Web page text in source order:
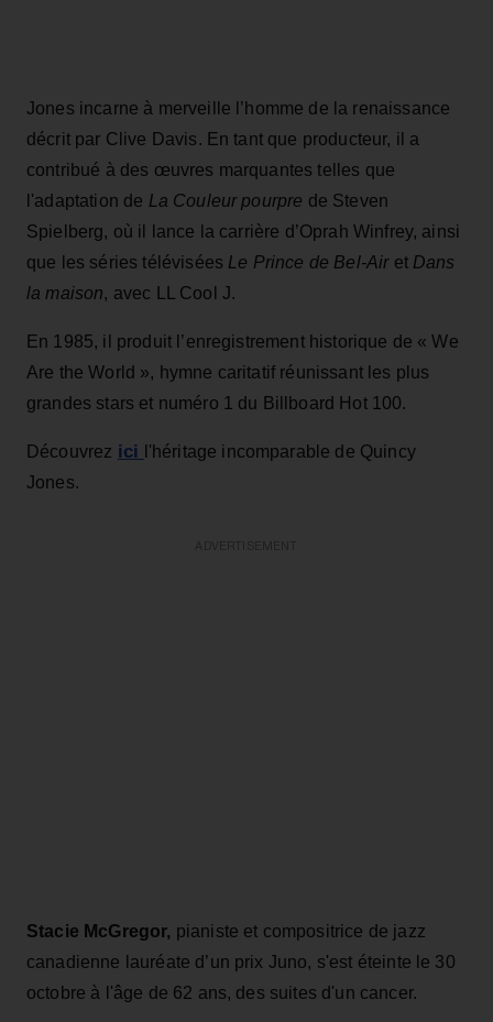
Jones incarne à merveille l’homme de la renaissance
décrit par Clive Davis. En tant que producteur, il a
contribué à des œuvres marquantes telles que
l'adaptation de La Couleur pourpre de Steven
Spielberg, où il lance la carrière d’Oprah Winfrey, ainsi
que les séries télévisées Le Prince de Bel-Airet Dans
la maison, avec LL Cool J.
En 1985, il produit l’enregistrement historique de « We
Are the World », hymne caritatif réunissant les plus
grandes stars et numéro 1 du Billboard Hot 100.
Découvrez ici
l'héritage incomparable de Quincy
Jones.
Stacie McGregor, pianiste et compositrice de jazz
canadienne lauréate d’un prix Juno, s'est éteinte le 30
octobre à l'âge de 62 ans, des suites d'un cancer.